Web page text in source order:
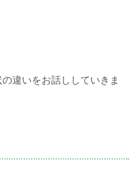
違いをお話ししていきま